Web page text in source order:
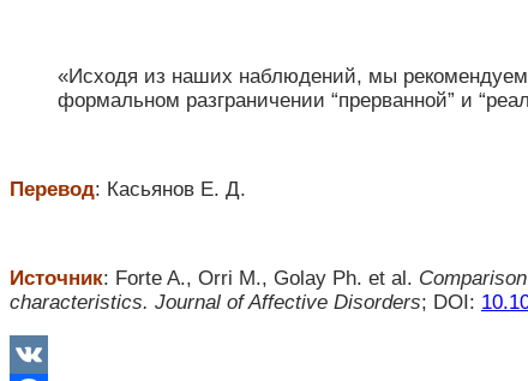
«Исходя из наших наблюдений, мы рекомендуем
формальном разграничении “прерванной” и
Перевод: Касьянов Е. Д.
Источник: Forte A., Orri M., Golay Ph. et al.
characteristics. Journal of Affective Disorders; DOI: